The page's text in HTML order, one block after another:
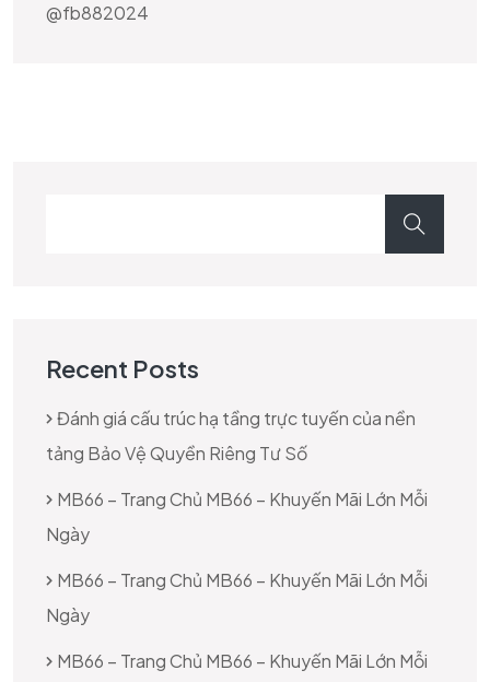
@fb882024
Recent Posts
Đánh giá cấu trúc hạ tầng trực tuyến của nền
tảng Bảo Vệ Quyền Riêng Tư Số
MB66 – Trang Chủ MB66 – Khuyến Mãi Lớn Mỗi
Ngày
MB66 – Trang Chủ MB66 – Khuyến Mãi Lớn Mỗi
Ngày
MB66 – Trang Chủ MB66 – Khuyến Mãi Lớn Mỗi